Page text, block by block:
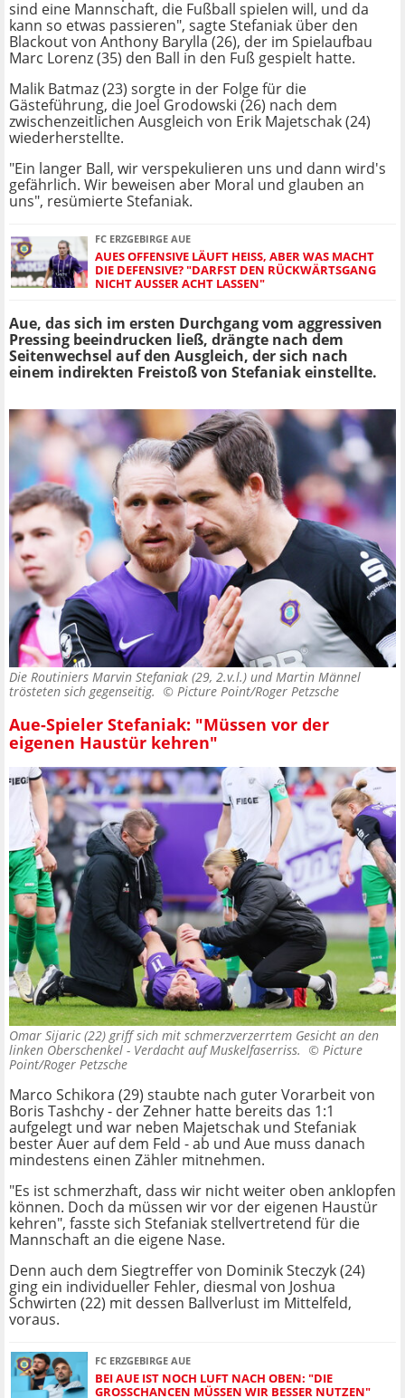
sind eine Mannschaft, die Fußball spielen will, und da
kann so etwas passieren", sagte Stefaniak über den
Blackout von Anthony Barylla (26), der im Spielaufbau
Marc Lorenz (35) den Ball in den Fuß gespielt hatte.
Malik Batmaz (23) sorgte in der Folge für die
Gästeführung, die Joel Grodowski (26) nach dem
zwischenzeitlichen Ausgleich von Erik Majetschak (24)
wiederherstellte.
"Ein langer Ball, wir verspekulieren uns und dann wird's
gefährlich. Wir beweisen aber Moral und glauben an
uns", resümierte Stefaniak.
FC ERZGEBIRGE AUE
AUES OFFENSIVE LÄUFT HEISS, ABER WAS MACHT D
IE DEFENSIVE? "DARFST DEN RÜCKWÄRTSGANG N
ICHT AUSSER ACHT LASSEN"
Aue, das sich im ersten Durchgang vom aggressiven
Pressing beeindrucken ließ, drängte nach dem
Seitenwechsel auf den Ausgleich, der sich nach
einem indirekten Freistoß von Stefaniak einstellte.
Die Routiniers Marvin Stefaniak (29, 2.v.l.) und Martin Männel
trösteten sich gegenseitig. © Picture Point/Roger Petzsche
Aue-Spieler Stefaniak: "Müssen vor der
eigenen Haustür kehren"
Omar Sijaric (22) griff sich mit schmerzverzerrtem Gesicht an den
linken Oberschenkel - Verdacht auf Muskelfaserriss. © Picture
Point/Roger Petzsche
Marco Schikora (29) staubte nach guter Vorarbeit von
Boris Tashchy - der Zehner hatte bereits das 1:1
aufgelegt und war neben Majetschak und Stefaniak
bester Auer auf dem Feld - ab und Aue muss danach
mindestens einen Zähler mitnehmen.
"Es ist schmerzhaft, dass wir nicht weiter oben anklopfen
können. Doch da müssen wir vor der eigenen Haustür
kehren", fasste sich Stefaniak stellvertretend für die
Mannschaft an die eigene Nase.
Denn auch dem Siegtreffer von Dominik Steczyk (24)
ging ein individueller Fehler, diesmal von Joshua
Schwirten (22) mit dessen Ballverlust im Mittelfeld,
voraus.
FC ERZGEBIRGE AUE
BEI AUE IST NOCH LUFT NACH OBEN: "DIE
GROSSCHANCEN MÜSSEN WIR BESSER NUTZEN"